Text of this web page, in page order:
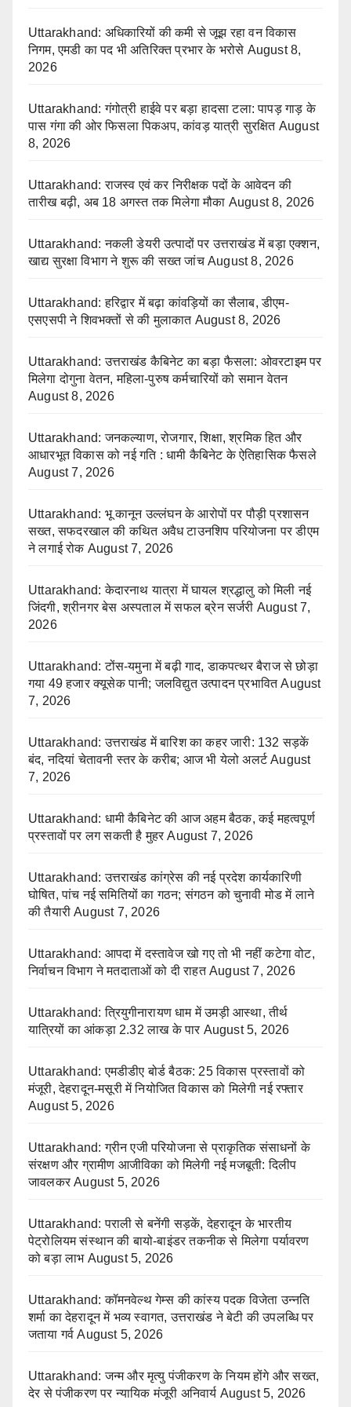
Uttarakhand: अधिकारियों की कमी से जूझ रहा वन विकास
निगम, एमडी का पद भी अतिरिक्त प्रभार के भरोसे August 8,
2026
Uttarakhand: गंगोत्री हाईवे पर बड़ा हादसा टला: पापड़ गाड़ के
पास गंगा की ओर फिसला पिकअप, कांवड़ यात्री सुरक्षित August
8, 2026
Uttarakhand: राजस्व एवं कर निरीक्षक पदों के आवेदन की
तारीख बढ़ी, अब 18 अगस्त तक मिलेगा मौका August 8, 2026
Uttarakhand: नकली डेयरी उत्पादों पर उत्तराखंड में बड़ा एक्शन,
खाद्य सुरक्षा विभाग ने शुरू की सख्त जांच August 8, 2026
Uttarakhand: हरिद्वार में बढ़ा कांवड़ियों का सैलाब, डीएम-
एसएसपी ने शिवभक्तों से की मुलाकात August 8, 2026
Uttarakhand: उत्तराखंड कैबिनेट का बड़ा फैसला: ओवरटाइम पर
मिलेगा दोगुना वेतन, महिला-पुरुष कर्मचारियों को समान वेतन
August 8, 2026
Uttarakhand: जनकल्याण, रोजगार, शिक्षा, श्रमिक हित और
आधारभूत विकास को नई गति : धामी कैबिनेट के ऐतिहासिक फैसले
August 7, 2026
Uttarakhand: भू कानून उल्लंघन के आरोपों पर पौड़ी प्रशासन
सख्त, सफदरखाल की कथित अवैध टाउनशिप परियोजना पर डीएम
ने लगाई रोक August 7, 2026
Uttarakhand: केदारनाथ यात्रा में घायल श्रद्धालु को मिली नई
जिंदगी, श्रीनगर बेस अस्पताल में सफल ब्रेन सर्जरी August 7,
2026
Uttarakhand: टोंस-यमुना में बढ़ी गाद, डाकपत्थर बैराज से छोड़ा
गया 49 हजार क्यूसेक पानी; जलविद्युत उत्पादन प्रभावित August
7, 2026
Uttarakhand: उत्तराखंड में बारिश का कहर जारी: 132 सड़कें
बंद, नदियां चेतावनी स्तर के करीब; आज भी येलो अलर्ट August
7, 2026
Uttarakhand: धामी कैबिनेट की आज अहम बैठक, कई महत्वपूर्ण
प्रस्तावों पर लग सकती है मुहर August 7, 2026
Uttarakhand: उत्तराखंड कांग्रेस की नई प्रदेश कार्यकारिणी
घोषित, पांच नई समितियों का गठन; संगठन को चुनावी मोड में लाने
की तैयारी August 7, 2026
Uttarakhand: आपदा में दस्तावेज खो गए तो भी नहीं कटेगा वोट,
निर्वाचन विभाग ने मतदाताओं को दी राहत August 7, 2026
Uttarakhand: त्रियुगीनारायण धाम में उमड़ी आस्था, तीर्थ
यात्रियों का आंकड़ा 2.32 लाख के पार August 5, 2026
Uttarakhand: एमडीडीए बोर्ड बैठक: 25 विकास प्रस्तावों को
मंजूरी, देहरादून-मसूरी में नियोजित विकास को मिलेगी नई रफ्तार
August 5, 2026
Uttarakhand: ग्रीन एजी परियोजना से प्राकृतिक संसाधनों के
संरक्षण और ग्रामीण आजीविका को मिलेगी नई मजबूती: दिलीप
जावलकर August 5, 2026
Uttarakhand: पराली से बनेंगी सड़कें, देहरादून के भारतीय
पेट्रोलियम संस्थान की बायो-बाइंडर तकनीक से मिलेगा पर्यावरण
को बड़ा लाभ August 5, 2026
Uttarakhand: कॉमनवेल्थ गेम्स की कांस्य पदक विजेता उन्नति
शर्मा का देहरादून में भव्य स्वागत, उत्तराखंड ने बेटी की उपलब्धि पर
जताया गर्व August 5, 2026
Uttarakhand: जन्म और मृत्यु पंजीकरण के नियम होंगे और सख्त,
देर से पंजीकरण पर न्यायिक मंजूरी अनिवार्य August 5, 2026